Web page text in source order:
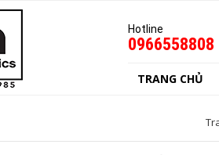
Hotline
0966558808
TRANG CHỦ